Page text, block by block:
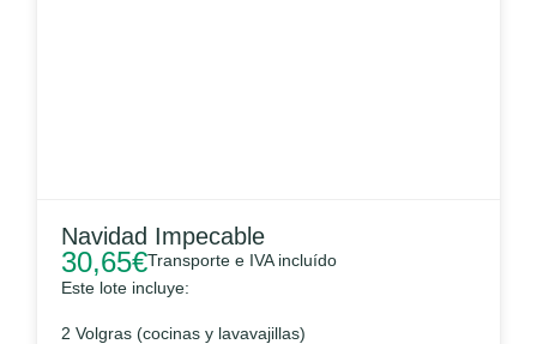
Navidad Impecable
30,65€Transporte e IVA incluído
Este lote incluye:
2 Volgras (cocinas y lavavajillas)